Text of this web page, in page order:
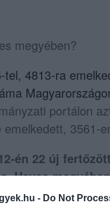
- Do Not
megyében?
4813-ra
portálon
3561-
én 22 új
Heves